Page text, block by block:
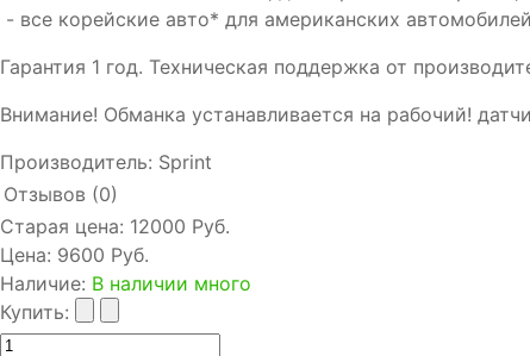
- все корейские авто* для американских
Гарантия 1 год. Техническая поддержка от
Внимание! Обманка устанавливается на рабочий!
Производитель: Sprint
Отзывов (0)
Старая цена: 12000 Руб.
Цена: 9600 Руб.
Наличие: В наличии много
Купить: